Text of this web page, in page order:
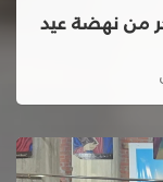
من نهضة عيد